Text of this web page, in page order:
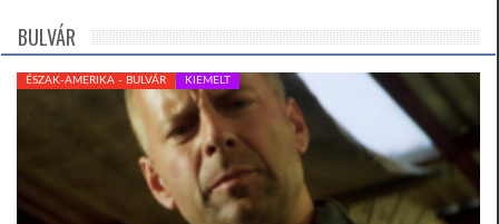
BULVÁR
ÉSZAK-AMERIKA - BULVÁR KIEMELT